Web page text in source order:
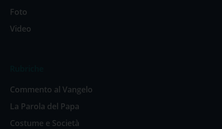
Foto
Video
Commento al Vangelo
La Parola del Papa
Costume e Società